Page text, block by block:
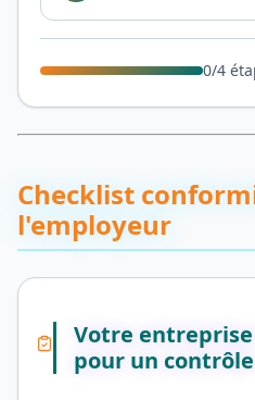
0/4
Checklist
l'employeur
Votre
pour un contrôle